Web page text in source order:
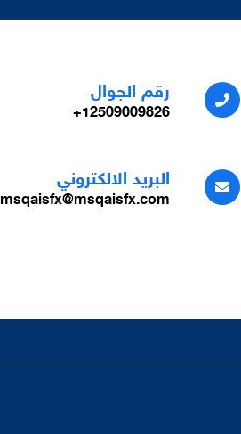
رقم الجوال
12509009826+
البريد الالكتروني
msqaisfx@msqaisfx.com